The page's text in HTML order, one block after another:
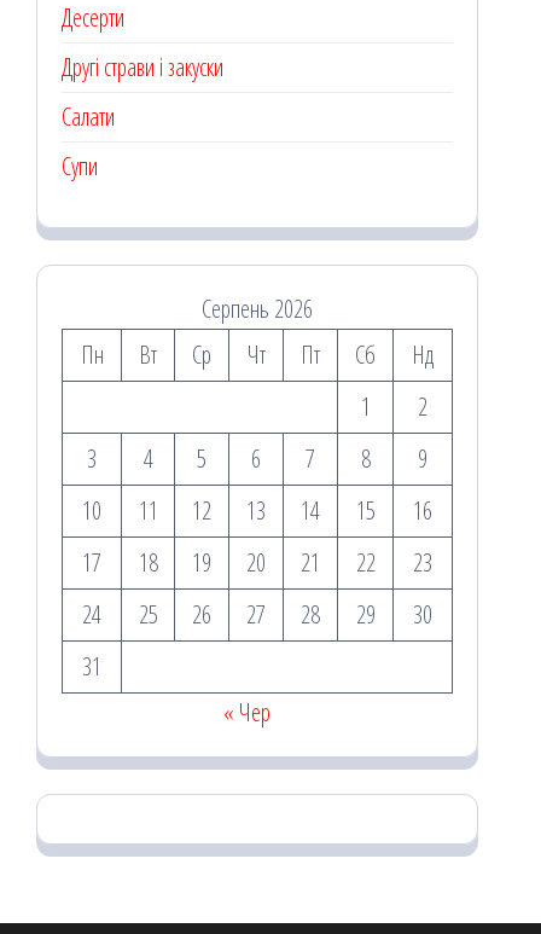
Десерти
Другі страви і закуски
Салати
Супи
Серпень 2026
Пн
Вт Ср Чт Пт Сб
Нд
1
2
3
4 5 6 7 8
9
10
11 12 13 14 15
16
17
18 19 20 21 22
23
24
25 26 27 28 29
30
31
« Чер